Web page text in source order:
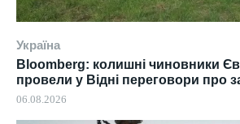
Україна
Bloomberg: колишні чиновники
провели у Відні переговори про
06.08.2026